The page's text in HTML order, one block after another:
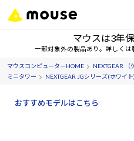
マウスは3年
一部対象外の製品あり。詳しくは
マウスコンピューターHOME NEXTGEAR （
ミニタワー
NEXTGEAR JGシリーズ(ホワイト)
おすすめモデルはこちら